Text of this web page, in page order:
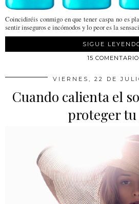
Coincidiréis conmigo en que tener caspa no es
sentir inseguros e incómodos y lo peor es la
SIGUE
15
VIERNES, 22 DE
Cuando calienta el
proteger